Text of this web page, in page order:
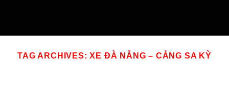
TAG ARCHIVES:XE ĐÀ NẴNG – CẢNG SA KỲ